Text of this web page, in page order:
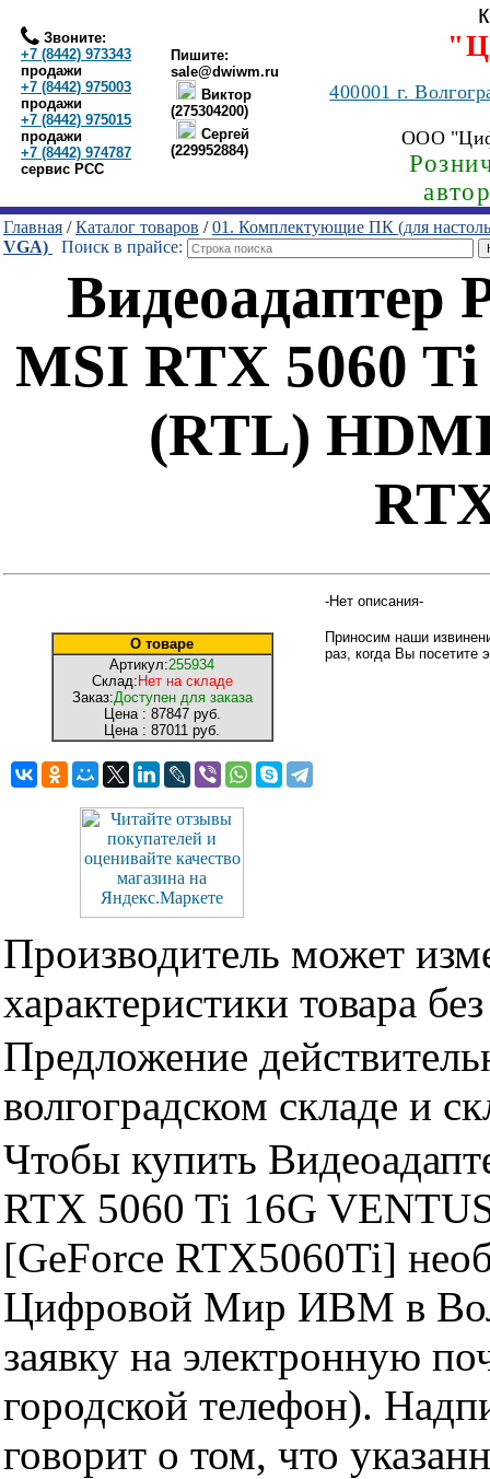
Звоните:
+7 (8442) 973343
продажи
+7 (8442) 975003
продажи
+7 (8442) 975015
продажи
+7 (8442) 974787
сервис РСС
Пишите:
sale@dwiwm.ru
Виктор
(275304200)
Сергей
(229952884)
400001г.
ООО
Главная /Каталог товаров /01. Комплектующие ПК (для
VGA)
Поиск в прайсе:
Видеоадаптер
MSI RTX 5060
(RTL)
О товаре
Артикул:255934
Склад: Нет на складе
Заказ:Доступен для заказа
Цена : 87847 руб.
Цена : 87011 руб.
-Нет описания-
Приносим наши
раз, когда Вы посетите
Производитель может
характеристики товара
Предложение
волгоградском складе и
Чтобы купить
RTX 5060 Ti 16G
[GeForce RTX5060Ti]
Цифровой Мир ИВМ в
заявку на электронную
городской телефон).
говорит о том, что